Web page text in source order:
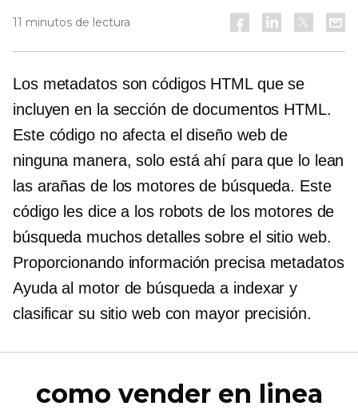
11 minutos de lectura
Los metadatos son códigos HTML que se
incluyen en la sección de documentos HTML.
Este código no afecta el diseño web de
ninguna manera, solo está ahí para que lo lean
las arañas de los motores de búsqueda. Este
código les dice a los robots de los motores de
búsqueda muchos detalles sobre el sitio web.
Proporcionando información precisa metadatos
Ayuda al motor de búsqueda a indexar y
clasificar su sitio web con mayor precisión.
como vender en linea